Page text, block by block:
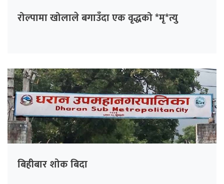
रोल्पामा खोलाले बगाउँदा एक वृद्धको *मृ*त्यु
बिहीबार शोक बिदा